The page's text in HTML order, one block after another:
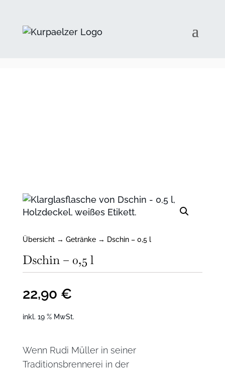
Übersicht→ Getränke→ Dschin – 0,5 l
Dschin – 0,5 l
22,90 €
inkl. 19 % MwSt.
Wenn Rudi Müller in seiner
Traditionsbrennerei in der